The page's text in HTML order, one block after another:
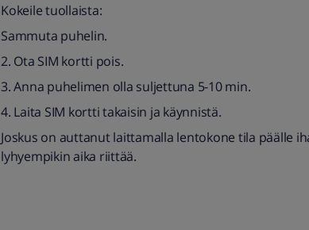
Kokeile tuollaista:
Sammuta puhelin.
2. Ota SIM kortti pois.
3. Anna puhelimen olla suljettuna 5-10 min.
4. Laita SIM kortti takaisin ja käynnistä.
Joskus on auttanut laittamalla lentokone tila päälle
lyhyempikin aika riittää.